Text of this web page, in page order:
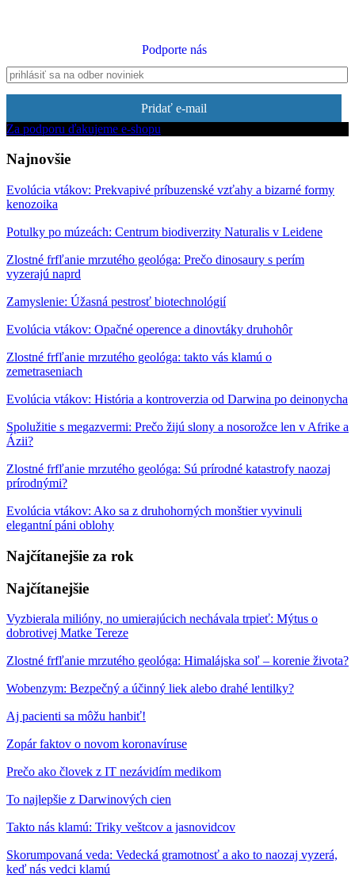
Podporte nás
Pridať e-mail
Za podporu ďakujeme e-shopu
Najnovšie
Evolúcia vtákov: Prekvapivé príbuzenské vzťahy a bizarné formy
kenozoika
Potulky po múzeách: Centrum biodiverzity Naturalis v Leidene
Zlostné frfľanie mrzutého geológa: Prečo dinosaury s perím
vyzerajú naprd
Zamyslenie: Úžasná pestrosť biotechnológií
Evolúcia vtákov: Opačné operence a dinovtáky druhohôr
Zlostné frfľanie mrzutého geológa: takto vás klamú o
zemetraseniach
Evolúcia vtákov: História a kontroverzia od Darwina po deinonycha
Spolužitie s megazvermi: Prečo žijú slony a nosorožce len v Afrike a
Ázii?
Zlostné frfľanie mrzutého geológa: Sú prírodné katastrofy naozaj
prírodnými?
Evolúcia vtákov: Ako sa z druhohorných monštier vyvinuli
elegantní páni oblohy
Najčítanejšie za rok
Najčítanejšie
Vyzbierala milióny, no umierajúcich nechávala trpieť: Mýtus o
dobrotivej Matke Tereze
Zlostné frfľanie mrzutého geológa: Himalájska soľ – korenie života?
Wobenzym: Bezpečný a účinný liek alebo drahé lentilky?
Aj pacienti sa môžu hanbiť!
Zopár faktov o novom koronavíruse
Prečo ako človek z IT nezávidím medikom
To najlepšie z Darwinových cien
Takto nás klamú: Triky veštcov a jasnovidcov
Skorumpovaná veda: Vedecká gramotnosť a ako to naozaj vyzerá,
keď nás vedci klamú